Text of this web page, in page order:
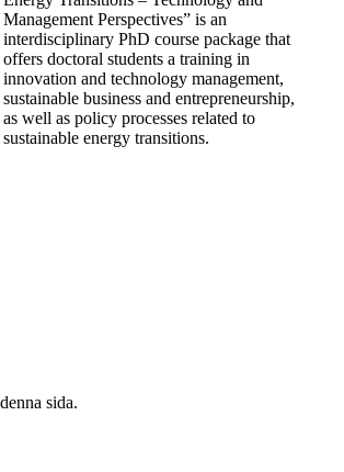
Management Perspectives” is an
interdisciplinary PhD course package that
offers doctoral students a training in
innovation and technology management,
sustainable business and entrepreneurship,
as well as policy processes related to
sustainable energy transitions.
sida.